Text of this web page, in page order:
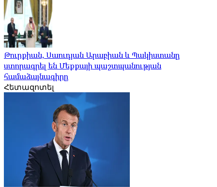
Թուրքիան, Սաուդյան Արաբիան և Պակիստանը
ստորագրել են Մեքքայի պաշտպանության
համաձայնագիրը
Հետազոտել